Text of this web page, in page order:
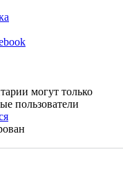
могут только
пользователи